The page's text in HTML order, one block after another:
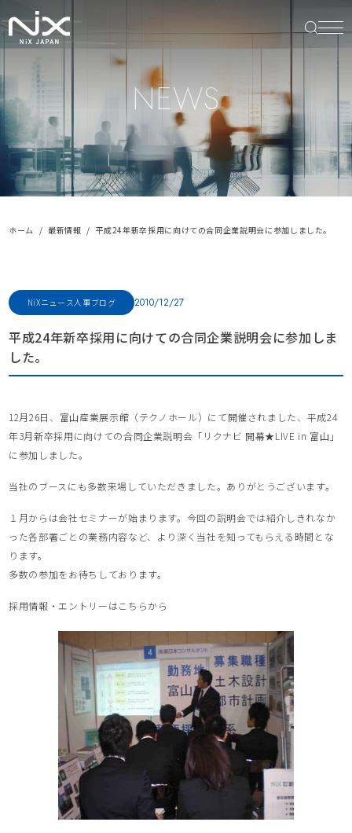
NEWS
ホーム 最新情報 平成24年新卒採用に向けての合同企業説明会に参加しました。
NiXニュース人事ブログ 2010/12/27
平成24年新卒採用に向けての合同企業説明会に参加しま
した。
12月26日、富山産業展示館（テクノホール）にて開催されました、平成24
年3月新卒採用に向けての合同企業説明会「リクナビ 開幕★LIVE in 富山」
に参加しました。
当社のブースにも多数来場していただきました。ありがとうございます。
１月からは会社セミナーが始まります。今回の説明会では紹介しきれなか
った各部署ごとの業務内容など、より深く当社を知ってもらえる時間とな
ります。
多数の参加をお待ちしております。
採用情報・エントリーはこちらから